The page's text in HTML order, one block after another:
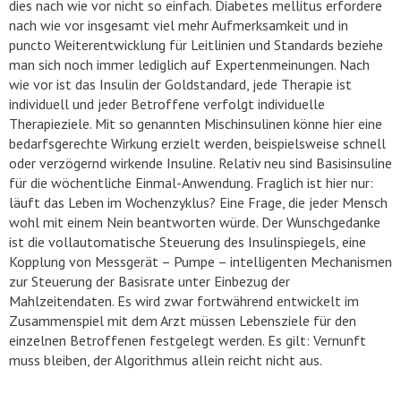
dies nach wie vor nicht so einfach. Diabetes mellitus erfordere
nach wie vor insgesamt viel mehr Aufmerksamkeit und in
puncto Weiterentwicklung für Leitlinien und Standards beziehe
man sich noch immer lediglich auf Expertenmeinungen. Nach
wie vor ist das Insulin der Goldstandard, jede Therapie ist
individuell und jeder Betroffene verfolgt individuelle
Therapieziele. Mit so genannten Mischinsulinen könne hier eine
bedarfsgerechte Wirkung erzielt werden, beispielsweise schnell
oder verzögernd wirkende Insuline. Relativ neu sind Basisinsuline
für die wöchentliche Einmal-Anwendung. Fraglich ist hier nur:
läuft das Leben im Wochenzyklus? Eine Frage, die jeder Mensch
wohl mit einem Nein beantworten würde. Der Wunschgedanke
ist die vollautomatische Steuerung des Insulinspiegels, eine
Kopplung von Messgerät – Pumpe – intelligenten Mechanismen
zur Steuerung der Basisrate unter Einbezug der
Mahlzeitendaten. Es wird zwar fortwährend entwickelt im
Zusammenspiel mit dem Arzt müssen Lebensziele für den
einzelnen Betroffenen festgelegt werden. Es gilt: Vernunft
muss bleiben, der Algorithmus allein reicht nicht aus.